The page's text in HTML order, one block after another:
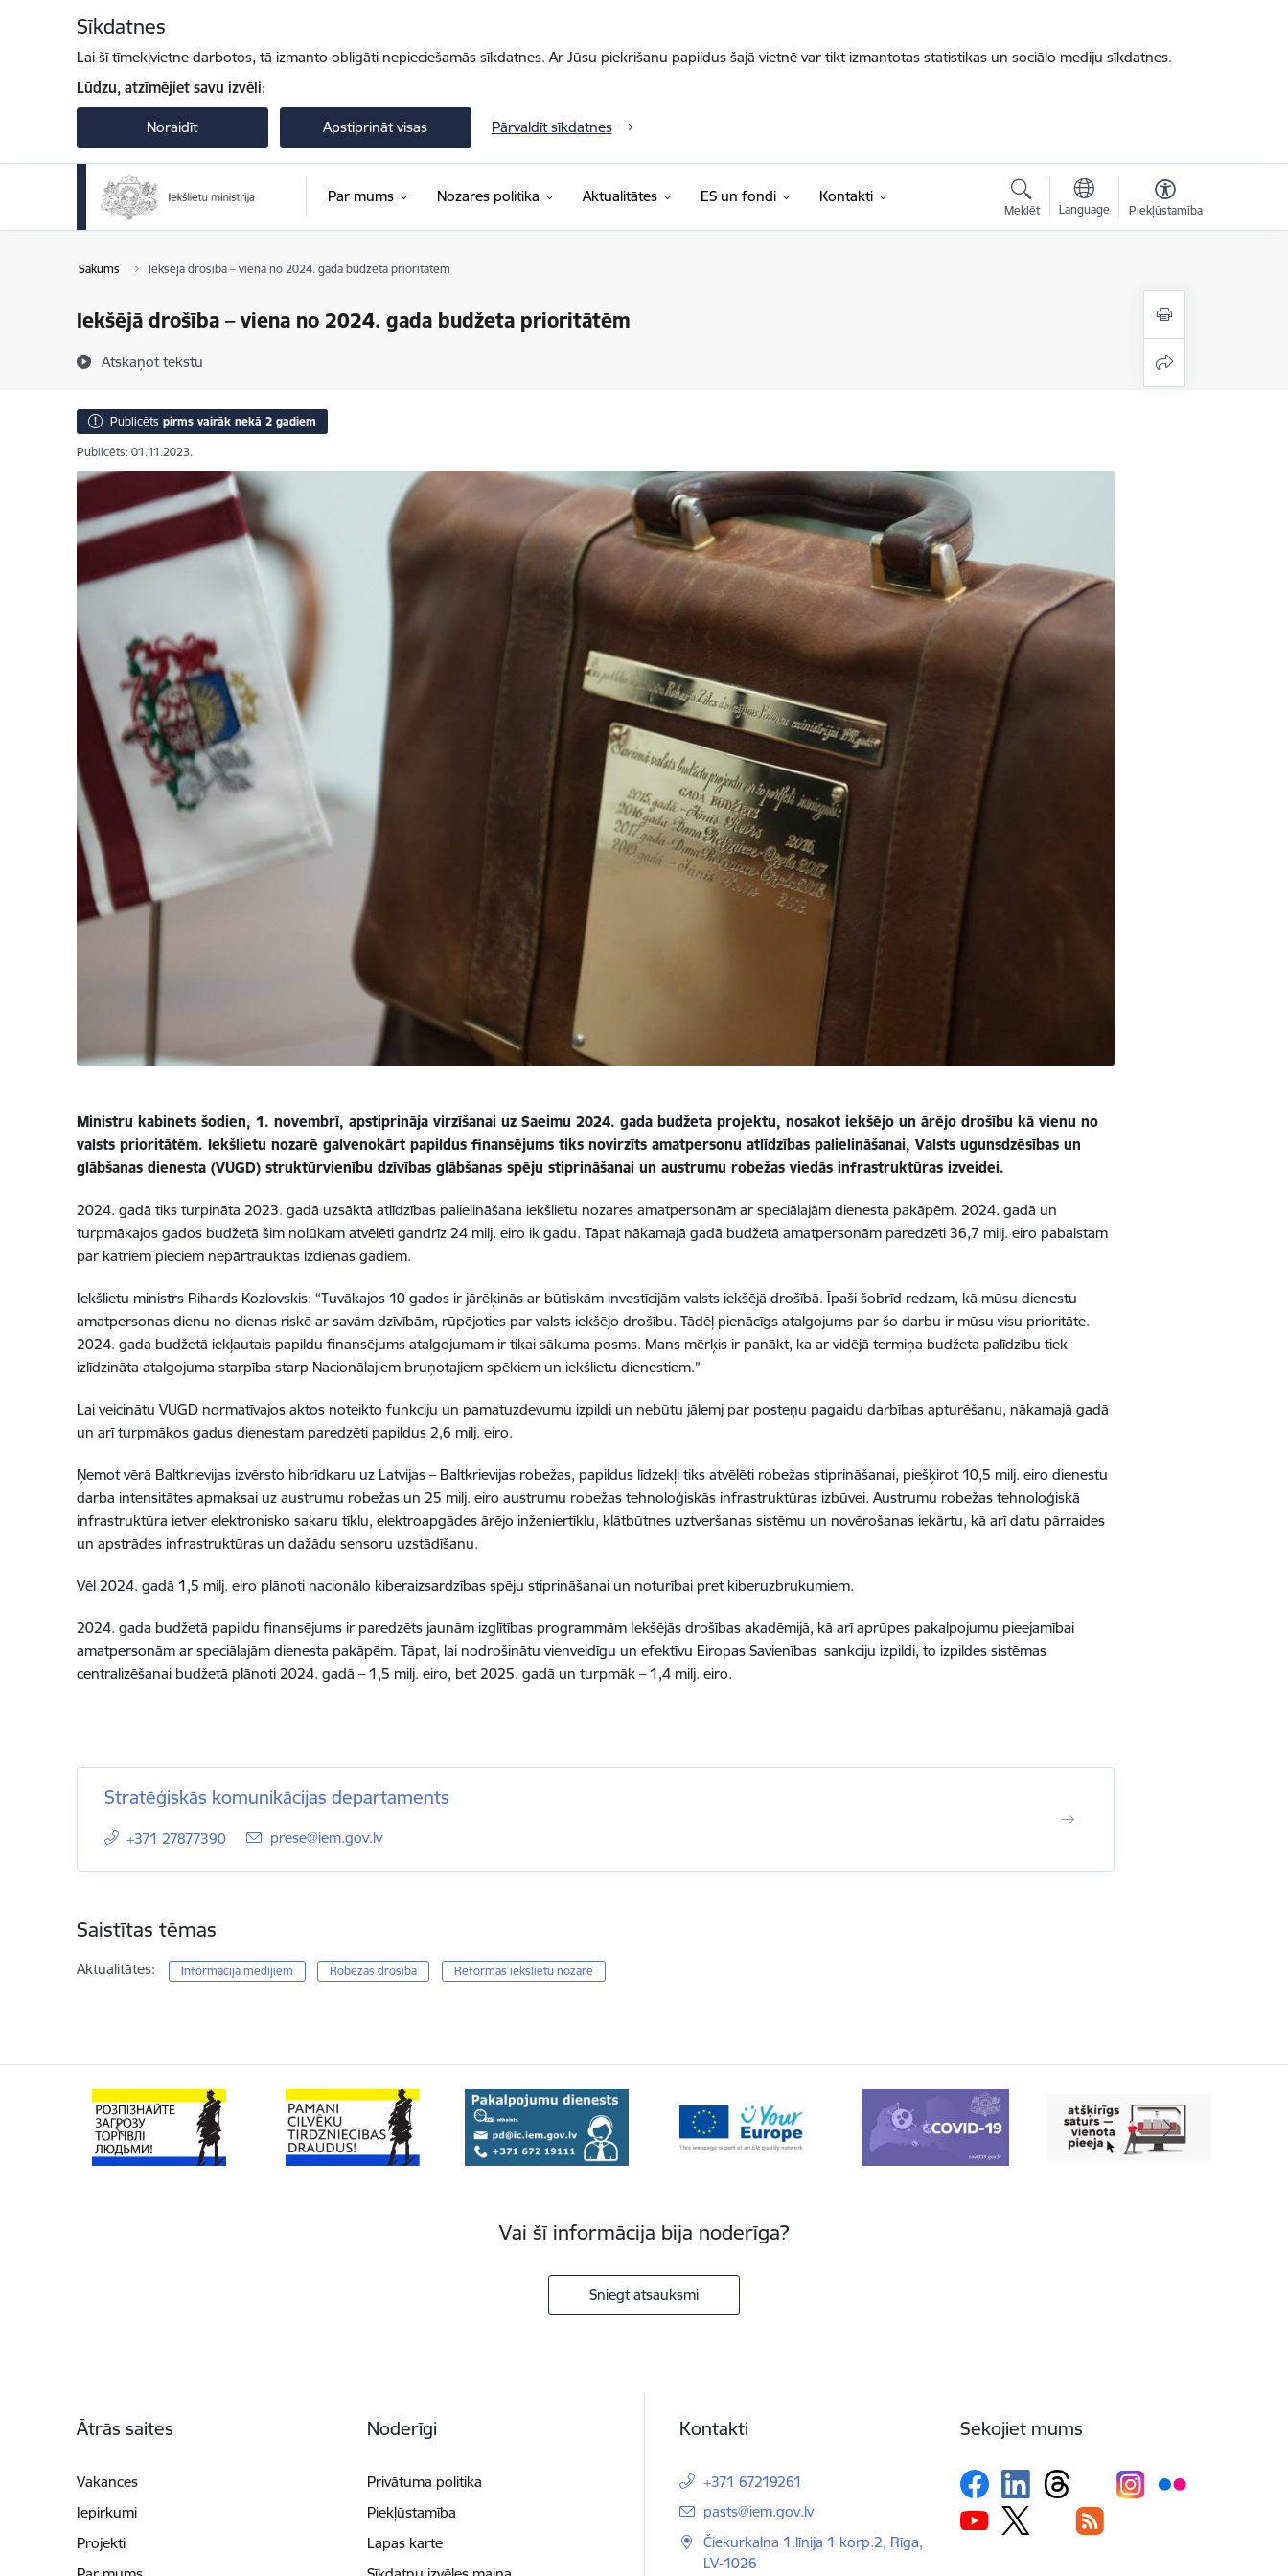
Sīkdatnes
Lai šī tīmekļvietne darbotos, tā izmanto obligāti nepieciešamās sīkdatnes. Ar Jūsu piekrišanu papildus šajā vietnē var tikt izmantotas statistikas un sociālo mediju sīkdatnes.
Lūdzu, atzīmējiet savu izvēli:
Noraidīt Apstiprināt visas Pārvaldīt sīkdatnes
Par mums Nozares politika Aktualitātes ES un fondi Kontakti
Meklēt Language Piekļūstamība
Sākums Iekšējā drošība – viena no 2024. gada budžeta prioritātēm
Iekšējā drošība – viena no 2024. gada budžeta prioritātēm
Atskaņot tekstu
Publicēts pirms vairāk nekā 2 gadiem
Publicēts: 01.11.2023.
Ministru kabinets šodien, 1. novembrī, apstiprināja virzīšanai uz Saeimu 2024. gada budžeta projektu, nosakot iekšējo un ārējo drošību kā vienu no
valsts prioritātēm. Iekšlietu nozarē galvenokārt papildus finansējums tiks novirzīts amatpersonu atlīdzības palielināšanai, Valsts ugunsdzēsības un
glābšanas dienesta (VUGD) struktūrvienību dzīvības glābšanas spēju stiprināšanai un austrumu robežas viedās infrastruktūras izveidei.
2024. gadā tiks turpināta 2023. gadā uzsāktā atlīdzības palielināšana iekšlietu nozares amatpersonām ar speciālajām dienesta pakāpēm. 2024. gadā un
turpmākajos gados budžetā šim nolūkam atvēlēti gandrīz 24 milj. eiro ik gadu. Tāpat nākamajā gadā budžetā amatpersonām paredzēti 36,7 milj. eiro pabalstam
par katriem pieciem nepārtrauktas izdienas gadiem.
Iekšlietu ministrs Rihards Kozlovskis: “Tuvākajos 10 gados ir jārēķinās ar būtiskām investīcijām valsts iekšējā drošībā. Īpaši šobrīd redzam, kā mūsu dienestu
amatpersonas dienu no dienas riskē ar savām dzīvībām, rūpējoties par valsts iekšējo drošību. Tādēļ pienācīgs atalgojums par šo darbu ir mūsu visu prioritāte.
2024. gada budžetā iekļautais papildu finansējums atalgojumam ir tikai sākuma posms. Mans mērķis ir panākt, ka ar vidējā termiņa budžeta palīdzību tiek
izlīdzināta atalgojuma starpība starp Nacionālajiem bruņotajiem spēkiem un iekšlietu dienestiem.”
Lai veicinātu VUGD normatīvajos aktos noteikto funkciju un pamatuzdevumu izpildi un nebūtu jālemj par posteņu pagaidu darbības apturēšanu, nākamajā gadā
un arī turpmākos gadus dienestam paredzēti papildus 2,6 milj. eiro.
Ņemot vērā Baltkrievijas izvērsto hibrīdkaru uz Latvijas – Baltkrievijas robežas, papildus līdzekļi tiks atvēlēti robežas stiprināšanai, piešķirot 10,5 milj. eiro dienestu
darba intensitātes apmaksai uz austrumu robežas un 25 milj. eiro austrumu robežas tehnoloģiskās infrastruktūras izbūvei. Austrumu robežas tehnoloģiskā
infrastruktūra ietver elektronisko sakaru tīklu, elektroapgādes ārējo inženiertīklu, klātbūtnes uztveršanas sistēmu un novērošanas iekārtu, kā arī datu pārraides
un apstrādes infrastruktūras un dažādu sensoru uzstādīšanu.
Vēl 2024. gadā 1,5 milj. eiro plānoti nacionālo kiberaizsardzības spēju stiprināšanai un noturībai pret kiberuzbrukumiem.
2024. gada budžetā papildu finansējums ir paredzēts jaunām izglītības programmām Iekšējās drošības akadēmijā, kā arī aprūpes pakalpojumu pieejamībai
amatpersonām ar speciālajām dienesta pakāpēm. Tāpat, lai nodrošinātu vienveidīgu un efektīvu Eiropas Savienības sankciju izpildi, to izpildes sistēmas
centralizēšanai budžetā plānoti 2024. gadā – 1,5 milj. eiro, bet 2025. gadā un turpmāk – 1,4 milj. eiro.
Stratēģiskās komunikācijas departaments
+371 27877390 E-pasts:
prese@iem.gov.lv
Saistītas tēmas
Aktualitātes: Informācija medijiem Robežas drošība Reformas iekšlietu nozarē
Vai šī informācija bija noderīga?
Sniegt atsauksmi
Ātrās saites
Vakances
Iepirkumi
Projekti
Noderīgi
Privātuma politika
Piekļūstamība
Lapas karte
Kontakti
+371 67219261
E-pasts:
pasts@iem.gov.lv
Čiekurkalna 1.līnija 1 korp.2, Rīga,
LV-1026
Sekojiet mums